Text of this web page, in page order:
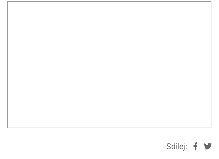
Sdílej: